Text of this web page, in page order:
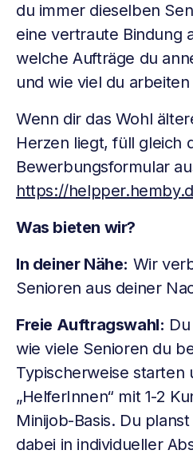
du immer dieselben
eine vertraute Bindung
welche Aufträge du
und wie viel du
Wenn dir das Wohl
Herzen liegt, füll gleich
Bewerbungsformular
https://
Was bieten wir?
In deiner Nähe: Wir
Senioren aus deiner
Freie Auftragswahl:
wie viele Senioren du
Typischerweise starten
„HelferInnen“ mit 1-2
Minijob-Basis. Du
dabei in individueller